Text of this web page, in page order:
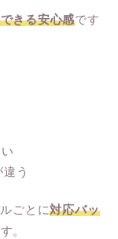
きる安心感です
う
ごとに対応バッ
。